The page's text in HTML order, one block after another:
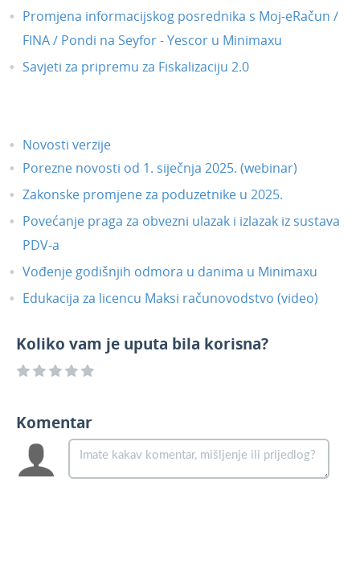
Svibanj 2021.
Travanj 2021.
Ožujak 2021.
Prosinac 2020.
Studeni 2020.
Dorade
Dnevni utržak - novi modul
Primljeni e-računi u Pretincu za
Arhiviranje poslovnih godina - prijelaz u
novu poslovnu godinu
Izlazni e-računi - dopuna xml sheme
(jedinica mjere)
Promjena informacijskog posrednika s Moj-eRačun /
FINA / Pondi na Seyfor - Yescor u Minimaxu
Savjeti za pripremu za Fiskalizaciju 2.0
Novosti verzije
Porezne novosti od 1. siječnja 2025. (webinar)
Zakonske promjene za poduzetnike u 2025.
Povećanje praga za obvezni ulazak i izlazak iz sustava
PDV-a
Vođenje godišnjih odmora u danima u Minimaxu
Edukacija za licencu Maksi računovodstvo (video)
Koliko vam je uputa bila korisna?
Komentar